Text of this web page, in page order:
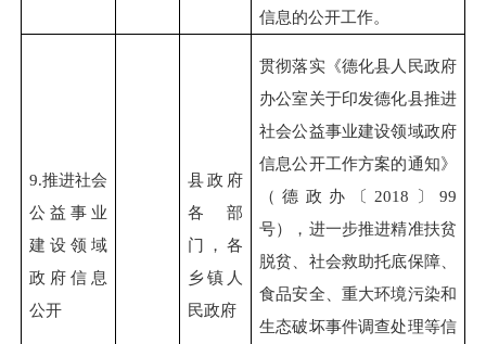
信息的公开工作。
9.推进社会
公益事业
建设领域
政府信息
公开
县政府
各部
门，各
乡镇人
民政府
贯彻落实《德化县人民政府
办公室关于印发德化县推进
社会公益事业建设领域政府
信息公开工作方案的通知》
（德政办〔2018〕99
号），进一步推进精准扶贫
脱贫、社会救助托底保障、
食品安全、重大环境污染和
生态破坏事件调查处理等信